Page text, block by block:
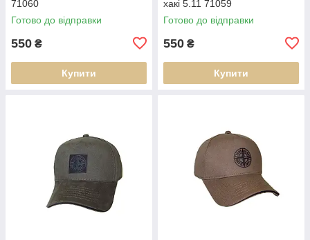
71060
Готово до відправки
550 ₴
Купити
хакі 5.11 71059
Готово до відправки
550 ₴
Купити